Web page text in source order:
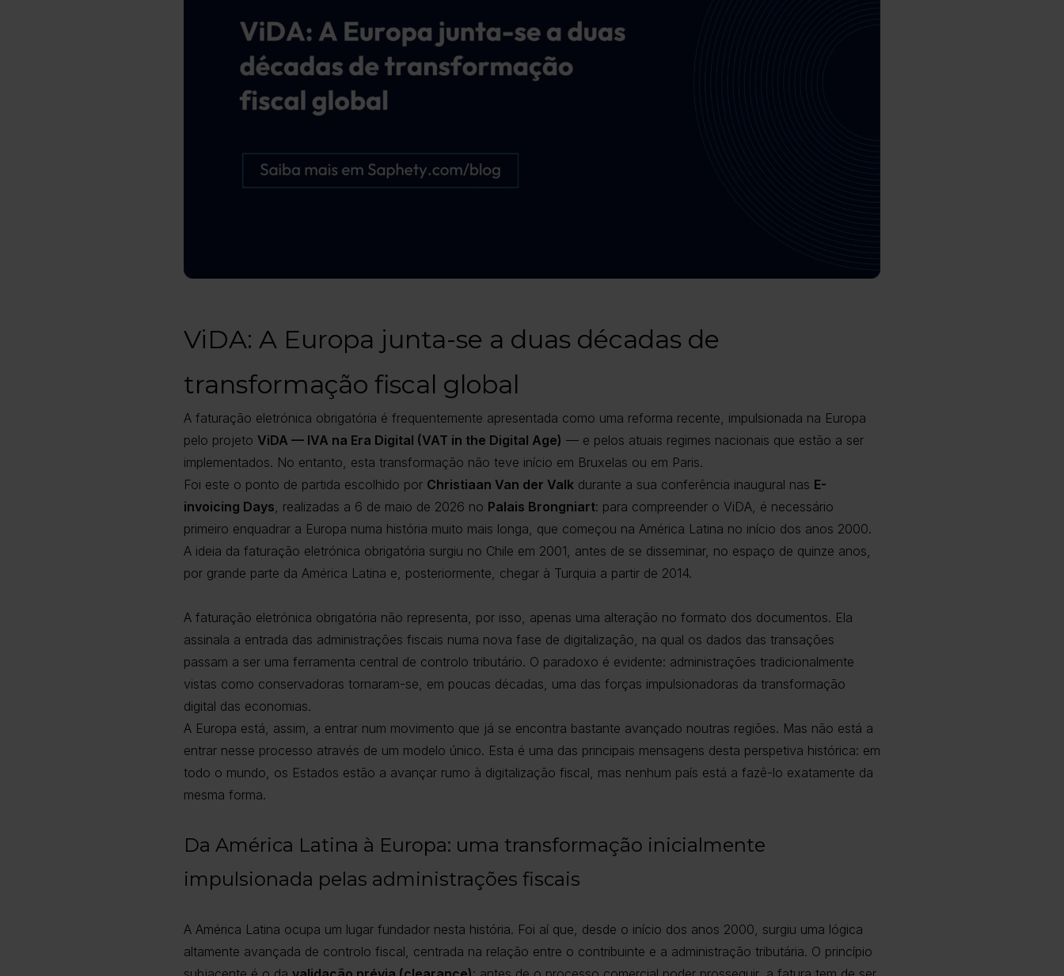
ViDA: A Europa junta-se a duas décadas de
transformação fiscal global
A faturação eletrónica obrigatória é frequentemente apresentada como uma reforma recente, impulsionada na Europa
pelo projeto ViDA — IVA na Era Digital (VAT in the Digital Age) — e pelos atuais regimes nacionais que estão a ser
implementados. No entanto, esta transformação não teve início em Bruxelas ou em Paris.
Foi este o ponto de partida escolhido por Christiaan Van der Valk durante a sua conferência inaugural nas E-
invoicing Days , realizadas a 6 de maio de 2026 no Palais Brongniart: para compreender o ViDA, é necessário
primeiro enquadrar a Europa numa história muito mais longa, que começou na América Latina no início dos anos 2000.
A ideia da faturação eletrónica obrigatória surgiu no Chile em 2001, antes de se disseminar, no espaço de quinze anos,
por grande parte da América Latina e, posteriormente, chegar à Turquia a partir de 2014.
A faturação eletrónica obrigatória não representa, por isso, apenas uma alteração no formato dos documentos. Ela
assinala a entrada das administrações fiscais numa nova fase de digitalização, na qual os dados das transações
passam a ser uma ferramenta central de controlo tributário. O paradoxo é evidente: administrações tradicionalmente
vistas como conservadoras tornaram-se, em poucas décadas, uma das forças impulsionadoras da transformação
digital das economias.
A Europa está, assim, a entrar num movimento que já se encontra bastante avançado noutras regiões. Mas não está a
entrar nesse processo através de um modelo único. Esta é uma das principais mensagens desta perspetiva histórica: em
todo o mundo, os Estados estão a avançar rumo à digitalização fiscal, mas nenhum país está a fazê-lo exatamente da
mesma forma.
Da América Latina à Europa: uma transformação inicialmente
impulsionada pelas administrações fiscais
A América Latina ocupa um lugar fundador nesta história. Foi aí que, desde o início dos anos 2000, surgiu uma lógica
altamente avançada de controlo fiscal, centrada na relação entre o contribuinte e a administração tributária. O princípio